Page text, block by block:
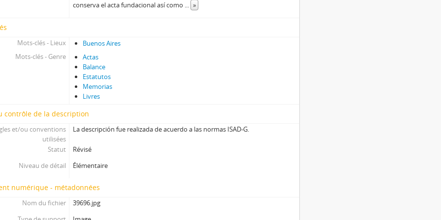
conserva el acta fundacional así como ... »
Mots-clés - Lieux
Buenos Aires
Mots-clés - Genre
Actas
Balance
Estatutos
Memorias
Livres
contrôle de la description
et/ou conventions
utilisées
La descripción fue realizada de acuerdo a las normas ISAD-G.
Statut
Révisé
Niveau de détail
Élémentaire
numérique - métadonnées
Nom du fichier
39696.jpg